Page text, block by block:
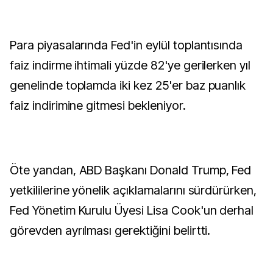
Para piyasalarında Fed'in eylül toplantısında
faiz indirme ihtimali yüzde 82'ye gerilerken yıl
genelinde toplamda iki kez 25'er baz puanlık
faiz indirimine gitmesi bekleniyor.
Öte yandan, ABD Başkanı Donald Trump, Fed
yetkililerine yönelik açıklamalarını sürdürürken,
Fed Yönetim Kurulu Üyesi Lisa Cook'un derhal
görevden ayrılması gerektiğini belirtti.